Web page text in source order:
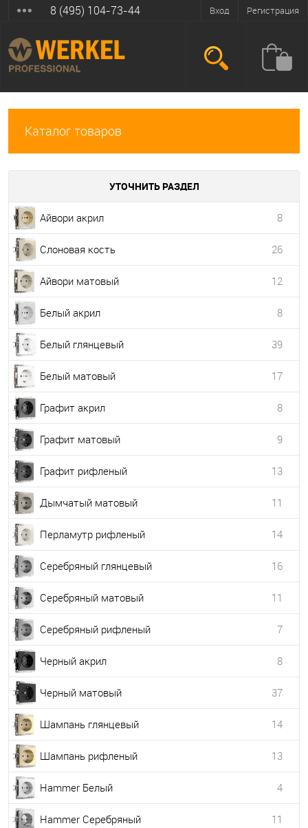
Вход Регистрация
8 (495) 104-73-44
Каталог товаров
УТОЧНИТЬ РАЗДЕЛ
Айвори акрил 8
Слоновая кость 26
Айвори матовый 12
Белый акрил 8
Белый глянцевый 39
Белый матовый 17
Графит акрил 8
Графит матовый 9
Графит рифленый 13
Дымчатый матовый 11
Перламутр рифленый 14
Серебряный глянцевый 16
Серебряный матовый 11
Серебряный рифленый 7
Черный акрил 8
Черный матовый 37
Шампань глянцевый 14
Шампань рифленый 13
Hammer Белый 4
Hammer Серебряный 11